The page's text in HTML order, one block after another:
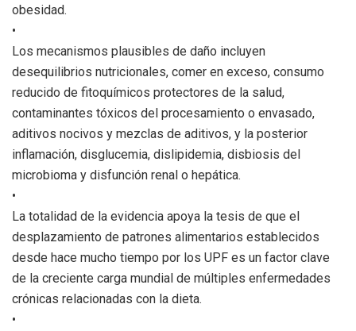
obesidad.
•
Los mecanismos plausibles de daño incluyen
desequilibrios nutricionales, comer en exceso, consumo
reducido de fitoquímicos protectores de la salud,
contaminantes tóxicos del procesamiento o envasado,
aditivos nocivos y mezclas de aditivos, y la posterior
inflamación, disglucemia, dislipidemia, disbiosis del
microbioma y disfunción renal o hepática.
•
La totalidad de la evidencia apoya la tesis de que el
desplazamiento de patrones alimentarios establecidos
desde hace mucho tiempo por los UPF es un factor clave
de la creciente carga mundial de múltiples enfermedades
crónicas relacionadas con la dieta.
•